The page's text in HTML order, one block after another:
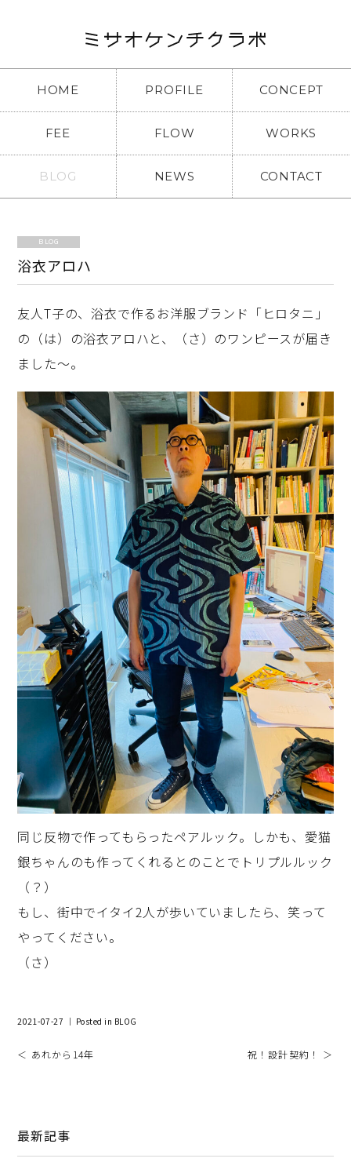
HOME PROFILE CONCEPT
FEE FLOW WORKS
BLOG NEWS CONTACT
BLOG
浴衣アロハ
友人T子の、浴衣で作るお洋服ブランド「ヒロタニ」
の（は）の浴衣アロハと、（さ）のワンピースが届き
ました〜。
同じ反物で作ってもらったペアルック。しかも、愛猫
銀ちゃんのも作ってくれるとのことでトリプルルック
（？）
もし、街中でイタイ2人が歩いていましたら、笑って
やってください。
（さ）
2021-07-27 ｜ Posted in BLOG
＜ あれから14年 祝！設計契約！ ＞
最新記事